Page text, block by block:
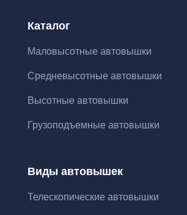
Каталог
Маловысотные автовышки
Средневысотные автовышки
Высотные автовышки
Грузоподъемные автовышки
Виды автовышек
Телескопические автовышки